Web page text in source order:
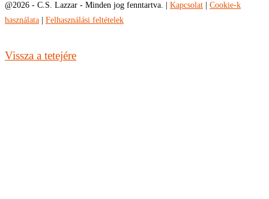
@2026 - C.S. Lazzar - Minden jog fenntartva. | Kapcsolat
Cookie-k
használata
Felhasználási feltételek
Vissza a tetejére